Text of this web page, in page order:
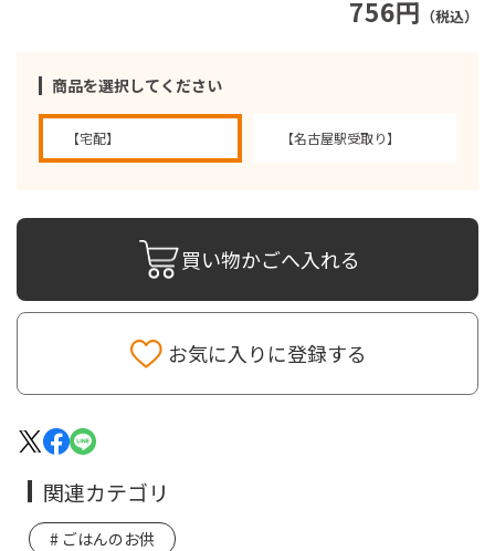
756円 （税込）
商品を選択してください
【宅配】 【名古屋駅受取り】
買い物かごへ入れる
お気に入りに登録する
関連カテゴリ
ごはんのお供